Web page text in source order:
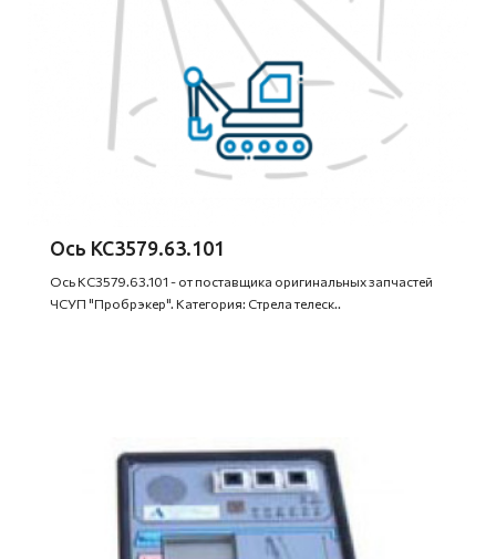
Ось КС3579.63.101
Ось КС3579.63.101 - от поставщика оригинальных запчастей
ЧСУП "Пробрэкер". Категория: Стрела телеск..